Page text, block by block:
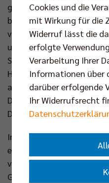
großen Stalekar oder den
bildete, die Baden Volleys
vorbei. Der Respekt war
und somit gingen sowohl
Satz zwei (25:18) recht
Hauptstädter. Bevor der
abgeschlossen war,
Dervisaj und Robert Täht
Debüt für den Deutschen
Im dritten Spielabschnitt
erst fünf Stunden zuvor
verdient mit 2:0 (25:19,
Gewinnsätze
Cookies und die
mit Wirkung für die
Widerruf lässt die
erfolgte
Verarbeitung Ihrer
Informationen über
darüber erfolgende
Ihr Widerrufsrecht